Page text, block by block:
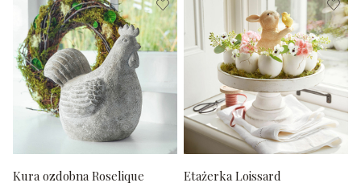
Kura ozdobna Roselique Etażerka Loissard